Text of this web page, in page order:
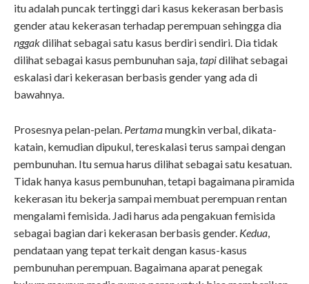
itu adalah puncak tertinggi dari kasus kekerasan berbasis
gender atau kekerasan terhadap perempuan sehingga dia
nggakdilihat sebagai satu kasus berdiri sendiri. Dia tidak
dilihat sebagai kasus pembunuhan saja,tapidilihat sebagai
eskalasi dari kekerasan berbasis gender yang ada di
bawahnya.
Prosesnya pelan-pelan. Pertamamungkin verbal, dikata-
katain, kemudian dipukul, tereskalasi terus sampai dengan
pembunuhan. Itu semua harus dilihat sebagai satu kesatuan.
Tidak hanya kasus pembunuhan, tetapi bagaimana piramida
kekerasan itu bekerja sampai membuat perempuan rentan
mengalami femisida. Jadi harus ada pengakuan femisida
sebagai bagian dari kekerasan berbasis gender. Kedua
pendataan yang tepat terkait dengan kasus-kasus
pembunuhan perempuan. Bagaimana aparat penegak